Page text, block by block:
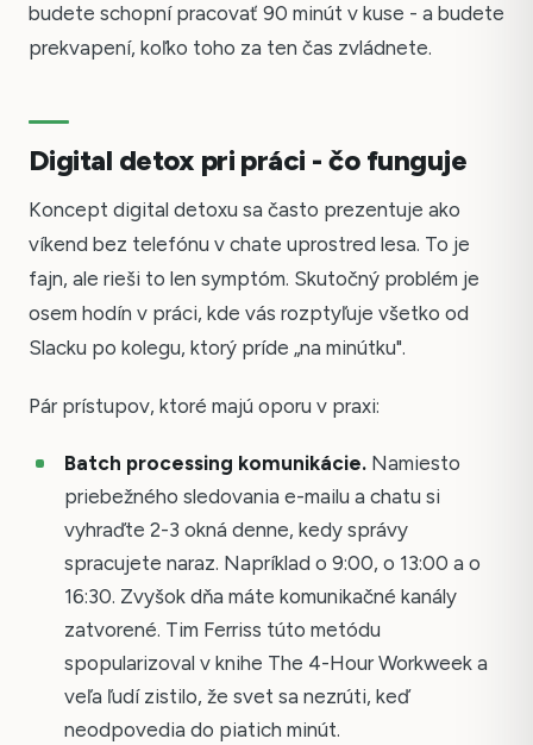
budete schopní pracovať 90 minút v kuse - a budete
prekvapení, koľko toho za ten čas zvládnete.
Digital detox pri práci - čo funguje
Koncept digital detoxu sa často prezentuje ako
víkend bez telefónu v chate uprostred lesa. To je
fajn, ale rieši to len symptóm. Skutočný problém je
osem hodín v práci, kde vás rozptyľuje všetko od
Slacku po kolegu, ktorý príde „na minútku".
Pár prístupov, ktoré majú oporu v praxi:
Batch processing komunikácie.Namiesto
priebežného sledovania e-mailu a chatu si
vyhraďte 2-3 okná denne, kedy správy
spracujete naraz. Napríklad o 9:00, o 13:00 a o
16:30. Zvyšok dňa máte komunikačné kanály
zatvorené. Tim Ferriss túto metódu
spopularizoval v knihe The 4-Hour Workweek a
veľa ľudí zistilo, že svet sa nezrúti, keď
neodpovedia do piatich minút.